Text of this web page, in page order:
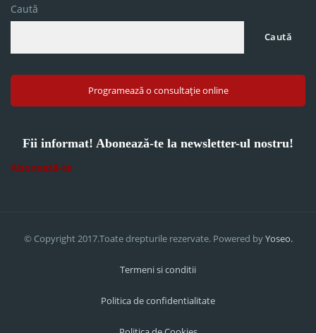
Caută
Caută
Programează o consultație online
Fii informat! Abonează-te la newsletter-ul nostru!
Abonează-te
© Copyright 2017.Toate drepturile rezervate. Powered byYoseo.
Termeni si conditii
Politica de confidentialitate